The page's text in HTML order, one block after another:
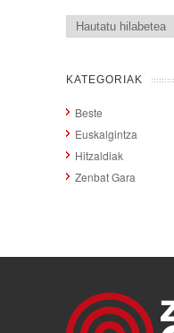
Artxiboak
KATEGORIAK
Beste
Euskalgintza
Hitzaldiak
Zenbat Gara